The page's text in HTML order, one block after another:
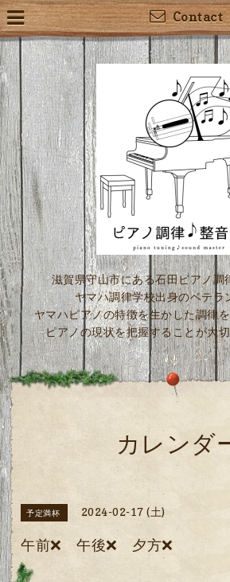
Contact
滋賀県守山市にある石田ピアノ調
ヤマハ調律学校出身のベテラ
ヤマハピアノの特徴を生かした調律
ピアノの現状を把握することが大
カレンダ
予定満杯 2024-02-17 (土)
午前❌ 午後❌ 夕方❌